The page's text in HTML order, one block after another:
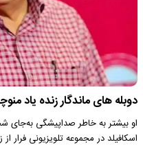
دوبله های ماندگار زنده یاد
او بیشتر به‌ خاطر صداپیشگی
اسکافیلد در مجموعه تلویزیونی فرار از